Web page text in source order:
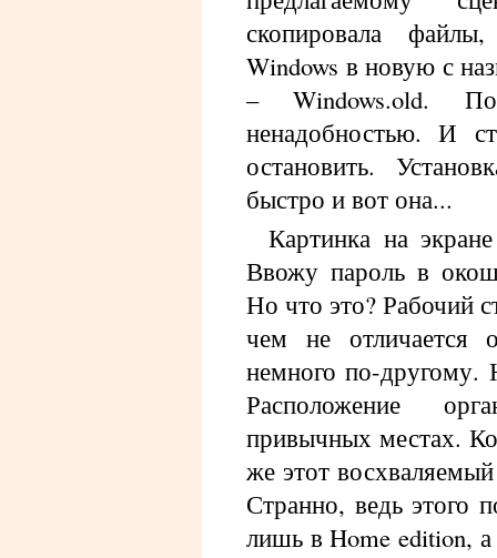
скопировала
Windows в новую с
– Windows.old.
ненадобностью. И
остановить.
быстро и вот она...
Картинка на
Ввожу пароль в
Но что это? Рабочий
чем не отличается
немного по-другому.
Расположение
привычных местах.
же этот
Странно, ведь этого
лишь в Home edition,